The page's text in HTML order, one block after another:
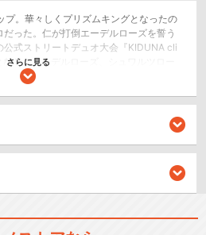
プ。華々しくプリズムキングとなったの
った。仁が打倒エーデルローズを誓う
式ストリートデュオ大会『KIDUNA cli
る。エーデルローズ、シュワルツロー
れ、新事務所を立ち上げたOver The Rain
に掴むものは――。いまだかつてないデ
展開が巻き起こる...!
プリティーリズム・オーロラ
さらに見る